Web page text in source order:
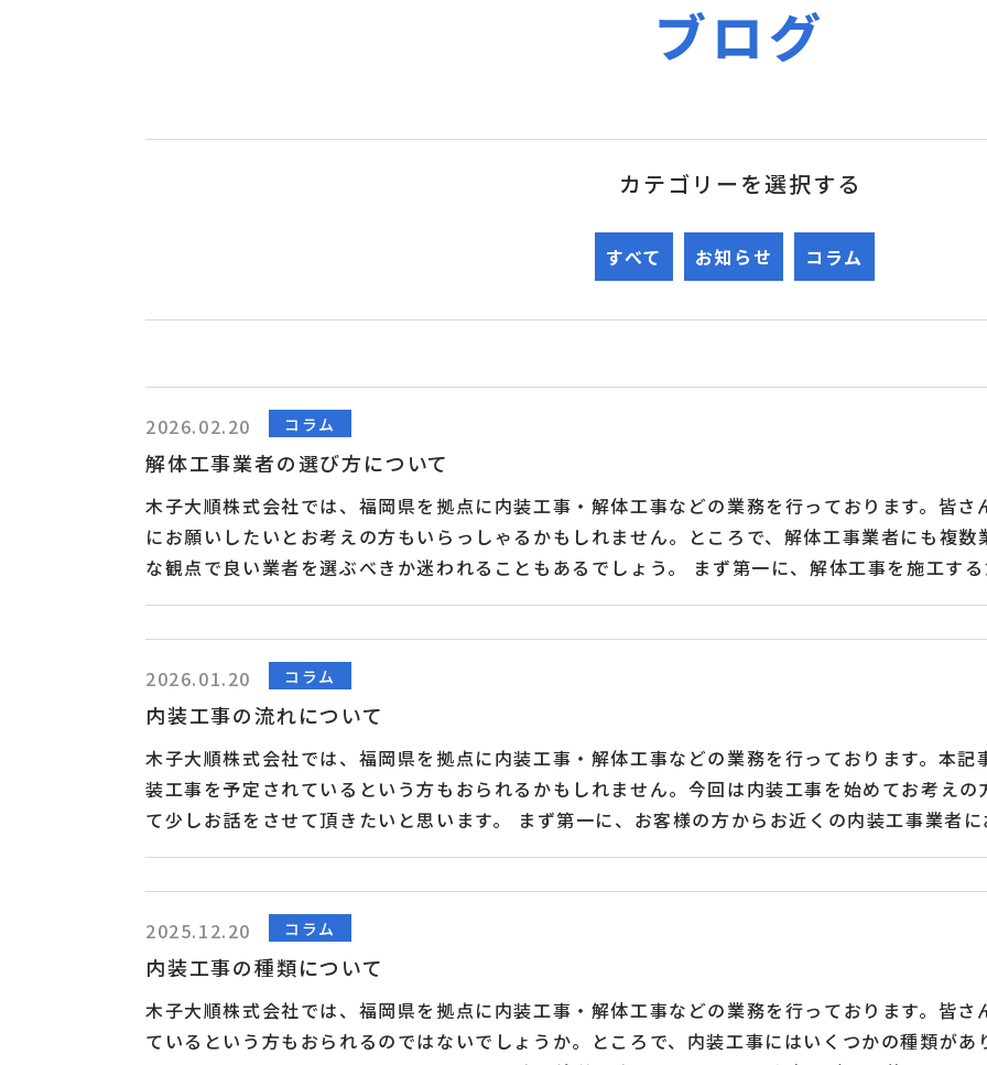
ブログ
カテゴリーを選択する
すべて お知らせ コラム
2026.02.20 コラム
解体工事業者の選び方について
木子大順株式会社では、福岡県を拠点に内装工事・解体工事などの業務を行っております。皆
にお願いしたいとお考えの方もいらっしゃるかもしれません。ところで、解体工事業者にも複
な観点で良い業者を選ぶべきか迷われることもあるでしょう。 まず第一に、解体工事を施工す
か、また解体工事業の登録をされているかどうかもご確認頂ければと思います。また、一社だ
寧に説明をして頂けるかというのもポイントになるかと思います。その他にも適切にマニフェス
す。 木子大順株式会社では、福岡県を拠点に内装工事・解体工事など一般建築工事業を請け負っ
中心に組み立て式のユニットハウスなどの輸入、製造、販売を一貫して行っております。また、
受入支援および外国人...
2026.01.20 コラム
内装工事の流れについて
木子大順株式会社では、福岡県を拠点に内装工事・解体工事などの業務を行っております。本
装工事を予定されているという方もおられるかもしれません。今回は内装工事を始めてお考え
て少しお話をさせて頂きたいと思います。 まず第一に、お客様の方からお近くの内装工事業者
検索して頂きましたら、いくつかの業者がヒットするはずです。その後内装工事に関する具体
ールどおりに工事が進められて、無事に完成したらお引渡しとなります。工事後にも何かあれば
大順株式会社では、福岡県を拠点に内装工事・解体工事など一般建築工事業を請け負っておりま
み立て式のユニットハウスなどの輸入、製造、販売を一貫して行っております。また、中国をは
および外国人労働...
2025.12.20 コラム
内装工事の種類について
木子大順株式会社では、福岡県を拠点に内装工事・解体工事などの業務を行っております。皆
ているという方もおられるのではないでしょうか。ところで、内装工事にはいくつかの種類が